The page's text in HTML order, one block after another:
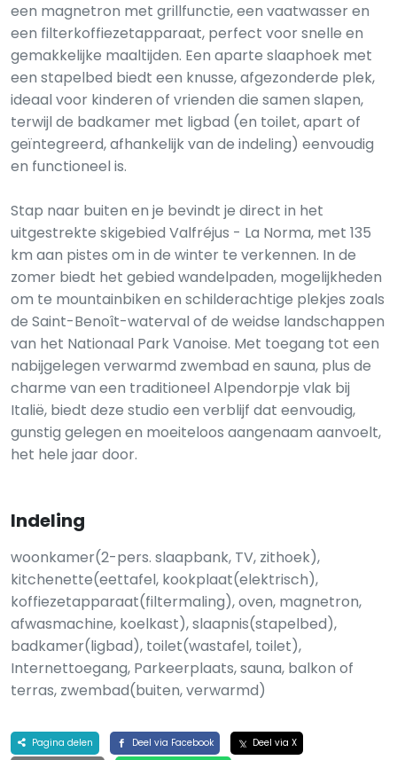
een magnetron met grillfunctie, een vaatwasser en
een filterkoffiezetapparaat, perfect voor snelle en
gemakkelijke maaltijden. Een aparte slaaphoek met
een stapelbed biedt een knusse, afgezonderde plek,
ideaal voor kinderen of vrienden die samen slapen,
terwijl de badkamer met ligbad (en toilet, apart of
geïntegreerd, afhankelijk van de indeling) eenvoudig
en functioneel is.
Stap naar buiten en je bevindt je direct in het
uitgestrekte skigebied Valfréjus - La Norma, met 135
km aan pistes om in de winter te verkennen. In de
zomer biedt het gebied wandelpaden, mogelijkheden
om te mountainbiken en schilderachtige plekjes zoals
de Saint-Benoît-waterval of de weidse landschappen
van het Nationaal Park Vanoise. Met toegang tot een
nabijgelegen verwarmd zwembad en sauna, plus de
charme van een traditioneel Alpendorpje vlak bij
Italië, biedt deze studio een verblijf dat eenvoudig,
gunstig gelegen en moeiteloos aangenaam aanvoelt,
het hele jaar door.
Indeling
woonkamer(2-pers. slaapbank, TV, zithoek),
kitchenette(eettafel, kookplaat(elektrisch),
koffiezetapparaat(filtermaling), oven, magnetron,
afwasmachine, koelkast), slaapnis(stapelbed),
badkamer(ligbad), toilet(wastafel, toilet),
Internettoegang, Parkeerplaats, sauna, balkon of
terras, zwembad(buiten, verwarmd)
Pagina delen Deel via Facebook
Deel via X